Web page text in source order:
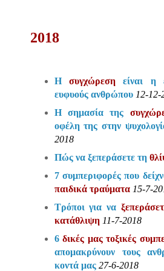
2018
Η συγχώρεσηείναι η
ευφυούς ανθρώπου 12-12-
Η σημασία της
οφέλη της στην
2018
Πώς να ξεπεράσετε τη
7 συμπεριφορές που
παιδικά τραύματα 15-7-
Τρόποι για να
κατάθλιψη 11-7-2018
6δικές μας τοξικές
απομακρύνουν τους
κοντά μας 27-6-2018